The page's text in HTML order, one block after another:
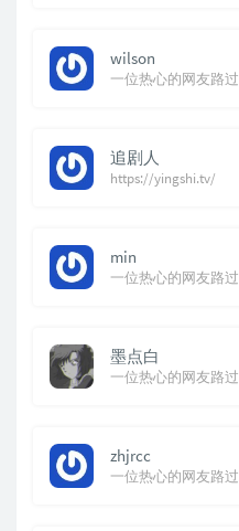
wilson
一位热心的网友路过
追剧人
https://yingshi.tv/
min
一位热心的网友路过
墨点白
一位热心的网友路过
zhjrcc
一位热心的网友路过